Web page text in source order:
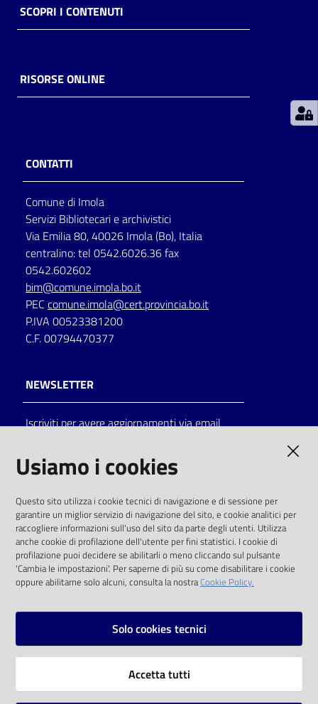
Archivio
storico
Patto
Seguici
su
on line
Eventi
Chiedi al
bibliotecario
Avvisi
Orari
SCOPRI I CONTENUTI
RISORSE ONLINE
CONTATTI
Comune di Imola
Servizi Bibliotecari e archivistici
Via Emilia 80, 40026 Imola (Bo), Italia
centralino: tel 0542.6026.36 fax
0542.602602
bim@comune.imola.bo.it
PEC comune.imola@cert.provincia.bo.it
P.IVA 00523381200
C.F. 00794470377
NEWSLETTER
Iscriviti per avere aggiornamenti via email
solo alle condizioni previste dalla direttiva
comunitaria 2003/98/CE e dal d.lgs. 36/2006
SOCIAL
Instagram
Vai alla pagina
Usiamo i cookies
Questo sito utilizza i cookie tecnici di navigazione e di sessione per
garantire un miglior servizio di navigazione del sito, e cookie analitici per
raccogliere informazioni sull'uso del sito da parte degli utenti. Utilizza
anche cookie di profilazione dell'utente per fini statistici. I cookie di
profilazione puoi decidere se abilitarli o meno cliccando sul pulsante
'Cambia le impostazioni'. Per saperne di più su come disabilitare i cookie
oppure abilitarne solo alcuni, consulta la nostraCookie Policy.
Solo cookies tecnici
Accetta tutti